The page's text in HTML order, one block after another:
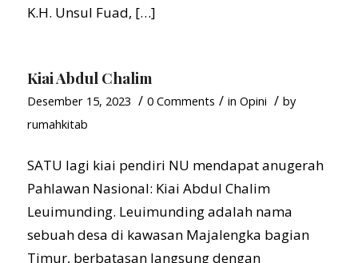
K.H. Unsul Fuad, […]
Kiai Abdul Chalim
Desember 15, 2023 / 0 Comments / in Opini / by
rumahkitab
SATU lagi kiai pendiri NU mendapat anugerah
Pahlawan Nasional: Kiai Abdul Chalim
Leuimunding. Leuimunding adalah nama
sebuah desa di kawasan Majalengka bagian
Timur, berbatasan langsung dengan